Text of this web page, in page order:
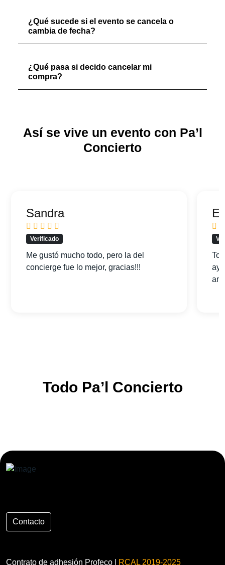
¿Qué sucede si el evento se cancela o
cambia de fecha?
¿Qué pasa si decido cancelar mi
compra?
Así se vive un evento con Pa’l
Concierto
Sandra
Verificado
Me gustó mucho todo, pero la del
concierge fue lo mejor, gracias!!!
Todo Pa’l Concierto
Contacto
Contrato de adhesión Profeco | RCAL 2019-2025